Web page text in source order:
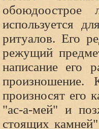
используется
ритуалов. Его
режущий
написание его
произношение.
произносят его
"ас-а-мей" и
стоящих